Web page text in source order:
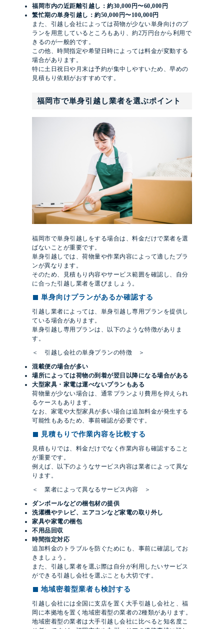
福岡市内の近距離引越し：約30,000円〜60,000円
繁忙期の単身引越し：約50,000円〜100,000円
また、引越し会社によっては荷物が少ない単身向けのプ
ランを用意しているところもあり、約2万円台から利用で
きるのが一般的です。
この他、時間指定や希望日時によっては料金が変動する
場合があります。
特に土日祝日や月末は予約が集中しやすいため、早めの
見積もり依頼がおすすめです。
福岡市で単身引越し業者を選ぶポイント
福岡市で単身引越しをする場合は、料金だけで業者を選
ばないことが重要です。
単身引越しでは、荷物量や作業内容によって適したプラ
ンが異なります。
そのため、見積もり内容やサービス範囲を確認し、自分
に合った引越し業者を選びましょう。
単身向けプランがあるか確認する
引越し業者によっては、単身引越し専用プランを提供し
ている場合があります。
単身引越し専用プランは、以下のような特徴がありま
す。
＜ 引越し会社の単身プランの特徴 ＞
混載便の場合が多い
場所によっては荷物の到着が翌日以降になる場合がある
大型家具・家電は運べないプランもある
荷物量が少ない場合は、通常プランより費用を抑えられ
るケースもあります。
なお、家電や大型家具が多い場合は追加料金が発生する
可能性もあるため、事前確認が必要です。
見積もりで作業内容を比較する
見積もりでは、料金だけでなく作業内容も確認すること
が重要です。
例えば、以下のようなサービス内容は業者によって異な
ります。
＜ 業者によって異なるサービス内容 ＞
ダンボールなどの梱包材の提供
洗濯機やテレビ、エアコンなど家電の取り外し
家具や家電の梱包
不用品回収
時間指定対応
追加料金のトラブルを防ぐためにも、事前に確認してお
きましょう。
また、引越し業者を選ぶ際は自分が利用したいサービス
ができる引越し会社を選ぶことも大切です。
地域密着型業者も検討する
引越し会社には全国に支店を置く大手引越し会社と、福
岡に本拠地を置く地域密着型の業者の2種類があります。
地域密着型の業者は大手引越し会社に比べると知名度こ